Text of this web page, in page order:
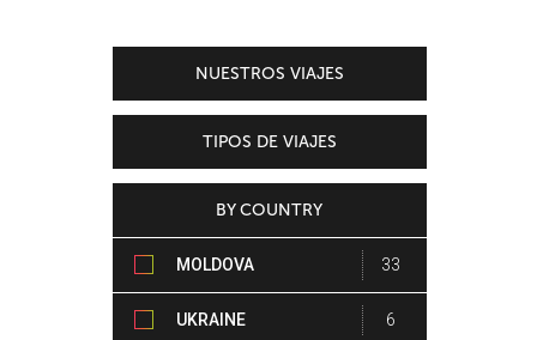
NUESTROS VIAJES
TIPOS DE VIAJES
BY COUNTRY
MOLDOVA 33
UKRAINE 6